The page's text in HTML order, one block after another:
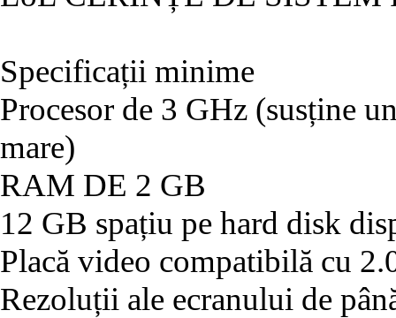
Specificații minime
Procesor de 3 GHz (susține
mare)
RAM DE 2 GB
12 GB spațiu pe hard disk
Placă video compatibilă cu
Rezoluții ale ecranului de